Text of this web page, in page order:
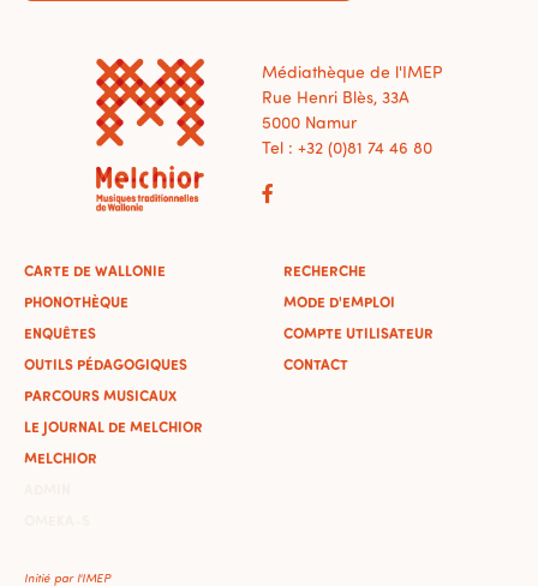
Médiathèque de l'IMEP
Rue Henri Blès, 33A
5000 Namur
Tel : +32 (0)81 74 46 80
CARTE DE WALLONIE
PHONOTHÈQUE
ENQUÊTES
OUTILS PÉDAGOGIQUES
PARCOURS MUSICAUX
LE JOURNAL DE MELCHIOR
MELCHIOR
RECHERCHE
MODE D'EMPLOI
COMPTE UTILISATEUR
CONTACT
Initié par l'IMEP